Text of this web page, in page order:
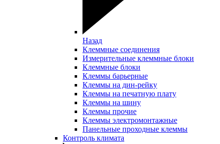
Назад
Клеммные соединения
Измерительные клеммные блоки
Клеммные блоки
Клеммы барьерные
Клеммы на дин-рейку
Клеммы на печатную плату
Клеммы на шину
Клеммы прочие
Клеммы электромонтажные
Панельные проходные клеммы
Контроль климата